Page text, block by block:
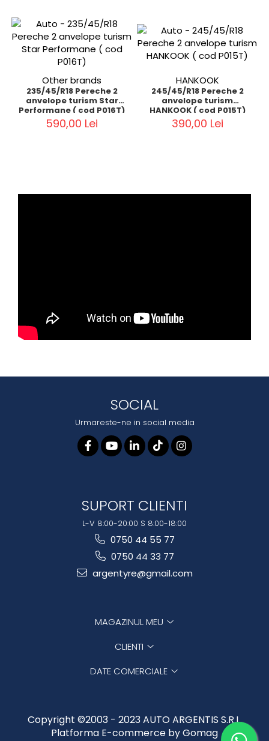
Other brands
235/45/R18 Pereche 2
anvelope turism Star
Performane ( cod P016T)
590,00 Lei
HANKOOK
245/45/R18 Pereche 2
anvelope turism
HANKOOK ( cod P015T)
390,00 Lei
SOCIAL
Urmareste-ne in social media
SUPORT CLIENTI
L-V 8:00-20:00 S 8:00-18:00
0750 44 55 77
0750 44 33 77
argentyre@gmail.com
MAGAZINUL MEU
CLIENTI
DATE COMERCIALE
Copyright ©2003 - 2023 AUTO ARGENTIS S.R.L.
Platforma E-commerce by Gomag